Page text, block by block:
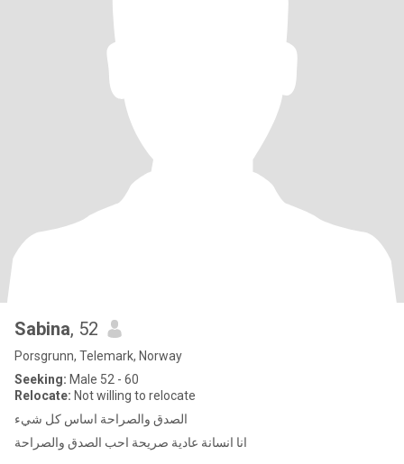
Sabina, 52
Porsgrunn, Telemark, Norway
Seeking: Male 52 - 60
Relocate: Not willing to relocate
الصدق والصراحة اساس كل شيء
انا انسانة عادية صريحة احب الصدق والصراحة